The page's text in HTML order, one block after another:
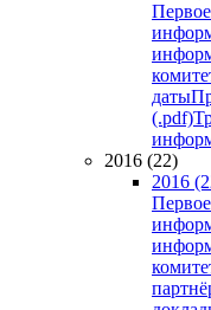
даты
(.pdf)
2016 (22)
2016